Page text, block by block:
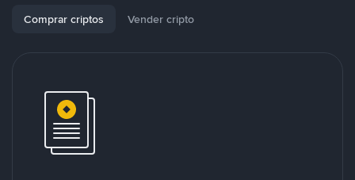
Comprar criptos Vender cripto